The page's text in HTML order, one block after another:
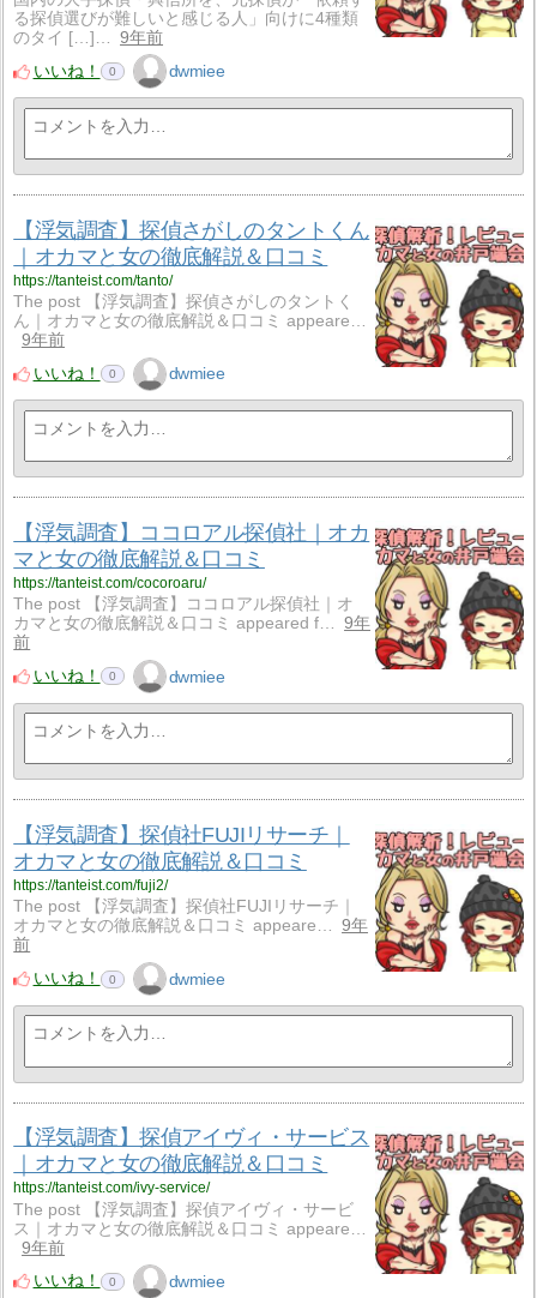
る探偵選びが難しいと感じる人」向けに4種類
のタイ […]…
9年前
いいね！
0 dwmiee
【浮気調査】探偵さがしのタントくん
｜オカマと女の徹底解説＆口コミ
https://tanteist.com/tanto/
The post 【浮気調査】探偵さがしのタントく
ん｜オカマと女の徹底解説＆口コミ appeare…
9年前
いいね！
0 dwmiee
【浮気調査】ココロアル探偵社｜オカ
マと女の徹底解説＆口コミ
https://tanteist.com/cocoroaru/
The post 【浮気調査】ココロアル探偵社｜オ
カマと女の徹底解説＆口コミ appeared f…
9年
前
いいね！
0 dwmiee
【浮気調査】探偵社FUJIリサーチ｜
オカマと女の徹底解説＆口コミ
https://tanteist.com/fuji2/
The post 【浮気調査】探偵社FUJIリサーチ｜
オカマと女の徹底解説＆口コミ appeare…
9年
前
いいね！
0 dwmiee
【浮気調査】探偵アイヴィ・サービス
｜オカマと女の徹底解説＆口コミ
https://tanteist.com/ivy-service/
The post 【浮気調査】探偵アイヴィ・サービ
ス｜オカマと女の徹底解説＆口コミ appeare…
9年前
いいね！
0 dwmiee